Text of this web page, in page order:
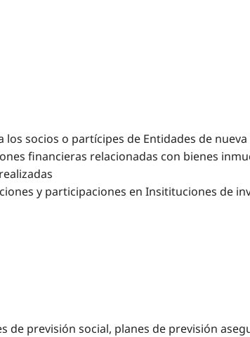
socios o partícipes de Entidades de
financieras relacionadas con bienes
y participaciones en Insitituciones de
previsión social, planes de previsión